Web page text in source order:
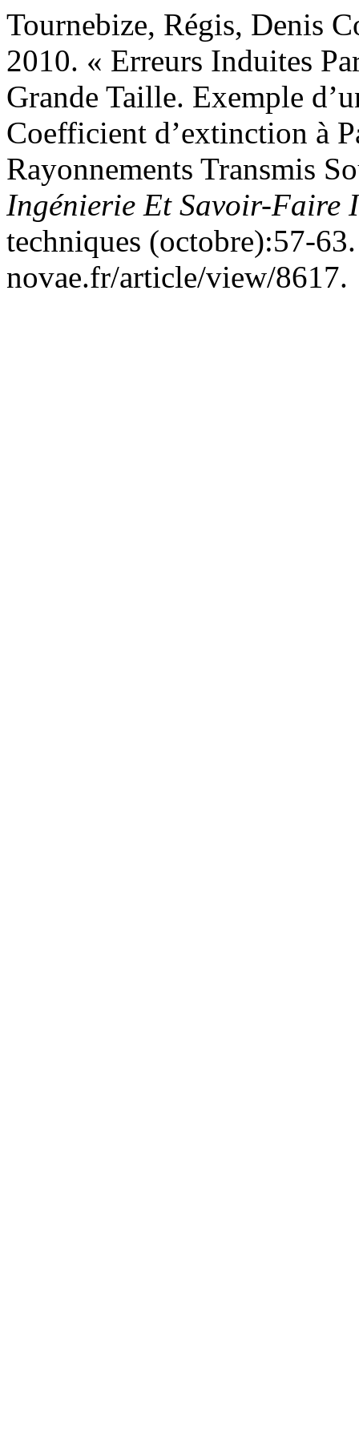
Tournebize, Régis, Denis
2010. « Erreurs Induites
Grande Taille. Exemple
Coefficient d’extinction à
Rayonnements Transmis
Ingénierie Et Savoir-Faire
techniques (octobre):57-
novae.fr/article/view/8617.